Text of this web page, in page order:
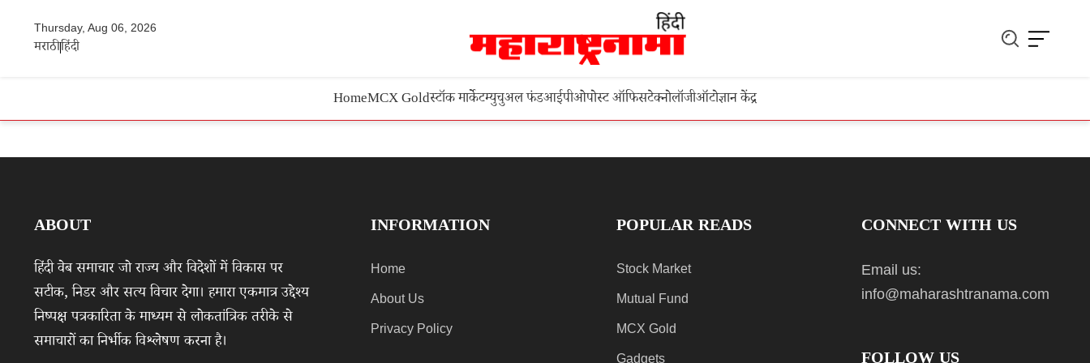
Thursday, Aug 06, 2026
मराठीहिंदी
HomeMCX Goldस्टॉक मार्केटम्युचुअल फंडआईपीओपोस्ट ऑफिसटेक्नोलॉजीऑटोज्ञान केंद्र
ABOUT
हिंदी वेब समाचार जो राज्य और विदेशों में विकास पर
सटीक, निडर और सत्य विचार देगा। हमारा एकमात्र उद्देश्य
निष्पक्ष पत्रकारिता के माध्यम से लोकतांत्रिक तरीके से
समाचारों का निर्भीक विश्लेषण करना है।
INFORMATION
Home
About Us
Privacy Policy
POPULAR READS
Stock Market
Mutual Fund
MCX Gold
Gadgets
CONNECT WITH US
Email us:
info@maharashtranama.com